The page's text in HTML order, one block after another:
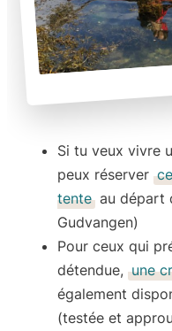
Si tu veux vivre
peux réserver
tente au départ
Gudvangen)
Pour ceux qui
détendue, une
également
(testée et